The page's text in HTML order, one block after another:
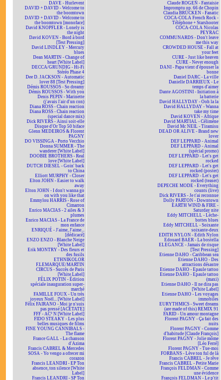
DAVE - Hurlevent
DAVID + DAVID - Welcome to
the boomtown
DAVID + DAVID - Welcome to
the boomtown [monoface]
David KNOPFLER - Lonely is
the night
David KOVEN - Bord à bord
[Test Pressing]
David LINDLEY - Mercury
blues
Dean MARTIN - Change of
heart [White Label]
DECCA/GRUNDIG - Hi-Fi
Stéréo Phase 4
Dee D. JACKSON - Automatic
lover 88 [Test Pressing]
Démis ROUSSOS - So dreamy
Démis ROUSSOS - With you
Denis PEPIN - Marinette
(j'avais l'air d'un con)
Diana ROSS - Chain reaction
Diana ROSS - Chain reaction
(special dance mix)
Dick RIVERS - Ainsi soit-elle
Disque d'Or Top 50 biface
Glenn MEDEIROS & Florent
PAGNY
DO VISSINGA - Porto Vecchio
Donna SUMMER - The
wanderer [White Label]
DOOBIE BROTHERS - Real
love [White Label]
DUTCH DIESEL - Goin' back
to China
Elliott MURPHY - Closer
Elton JOHN - Easier to walk
away
Elton JOHN - I don't wanna go
on with you like that
Emmylou HARRIS - Rose of
Cimarron
Enrico MACIAS - 2 ailes & 3
plumes
Enrico MACIAS - La France de
mon enfance
ENRIQUÉ - J'aime, J'aime...
[dédicacé]
ENZO ENZO - Blanche Neige
[White Label]
Erik MONTRY - Des fleurs et
des fusils
ETHNIKOLOR
F.LEMARQUE/MARTIN
CIRCUS - Succès de Paris
[White Label]
FÉLIX POTIN - Édition
spéciale inauguration super-
marché
FAMILLE FOUX - Un très
joyeux Noël... [White Label]
Félix FAIRANO - Moi je n'suis
pas pressé [ACÉTATE]
FFF - AC² N [White Label]
FIDO STEAKY - Les plus
belles musiques de films
FINE YOUNG CANNIBALS -
The flame
France GALL - La chanson
d'Azima
Francis CABREL & Mercedes
SOSA - Yo vengo a ofrecer mi
corazon
Francis LEANDRI - EP Ton
absence, ton silence [White
Label]
Francis LEANDRI - SP Ton
Claude ROGEN - Fantaisie
Impromptu op. 66 de Chopin
Claudia BRÜCKEN - Fanatic
COCA-COLA French Rock -
Téléphone + Starshooter
COCA-COLA Nicolas
PEYRAC
COMMUNARDS - Don't leave
me this way
CROWDED HOUSE - Fall at
your feet
CURE - Just like heaven
CURE - Never enough
DANI - Papa vient d'épouser la
bonne
Daniel DARC - La ville
Danielle DARRIEUX - Le
temps d'aimer
Dante AGOSTINI - Initiation à
la batterie
David HALLYDAY - Ooh la la
David HALLYDAY - Wanna
take my time
David KOVEN - Afrique
David MARTIAL - Célimène
David Mc NEIL - Tiramisu
DEAD OR ALIVE - Brand new
lover
DEF LEPPARD - Animal
DEF LEPPARD - Animal
(spécial promo)
DEF LEPPARD - Let's get
rocked
DEF LEPPARD - Let's get
rocked (poster)
DEF LEPPARD - Let's get
rocked (teaser)
DEPECHE MODE - Everything
counts (live)
Dick RIVERS - Je t'ai reconnue
Dolly PARTON - Downtown
EARTH WIND & FIRE -
Saturday nite
Eddy MITCHELL - Lèche-
bottes blues
Eddy MITCHELL - Soixante
soixante-deux
EDITH NYLON - Edith Nylon
Edouard BAER - La bostella
ELEGANCE - Jamais de risque
[Test Pressing]
Etienne DAHO - Caribbean sea
Etienne DAHO - Des
attractions désastre
Etienne DAHO - Epaule tattoo
Etienne DAHO - Epaule tattoo
(maxi)
Etienne DAHO - Il ne dira pas
[White Label]
Etienne DAHO - Les voyages
immobiles
EURYTHMICS - Sweet dreams
(are made of this) REMIX 91
FARID - Un amour montagne
Florent PAGNY - Ça fait des
nuits
Florent PAGNY - Comme
d'habitude [Claude François]
Florent PAGNY - Jolie môme
[Léo Ferré]
Florent PAGNY - Tue-moi
FORBANS - Lève ton ful de là
Francis CABREL - Je rêve
Francis CABREL - Petite Marie
François FELDMAN - Comme
une évidence
François FELDMAN - Le p'tit